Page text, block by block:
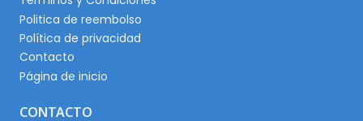
Politica de reembolso
Política de privacidad
Contacto
Página de inicio
CONTACTO